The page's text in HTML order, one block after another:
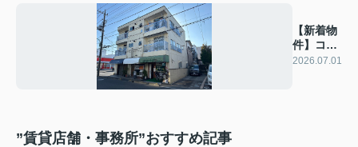
【新着物
件】コー
トMTK
2026.07.01
”賃貸店舗・事務所”おすすめ記事